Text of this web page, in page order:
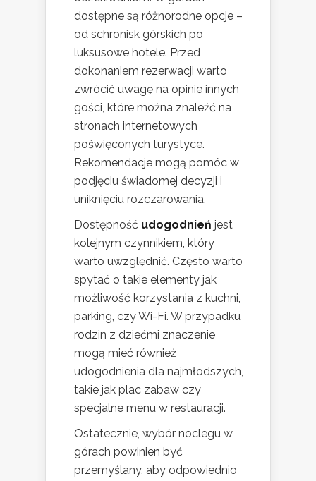
dostępne są różnorodne opcje –
od schronisk górskich po
luksusowe hotele. Przed
dokonaniem rezerwacji warto
zwrócić uwagę na opinie innych
gości, które można znaleźć na
stronach internetowych
poświęconych turystyce.
Rekomendacje mogą pomóc w
podjęciu świadomej decyzji i
uniknięciu rozczarowania.
Dostępność udogodnień jest
kolejnym czynnikiem, który
warto uwzględnić. Często warto
spytać o takie elementy jak
możliwość korzystania z kuchni,
parking, czy Wi-Fi. W przypadku
rodzin z dziećmi znaczenie
mogą mieć również
udogodnienia dla najmłodszych,
takie jak plac zabaw czy
specjalne menu w restauracji.
Ostatecznie, wybór noclegu w
górach powinien być
przemyślany, aby odpowiednio